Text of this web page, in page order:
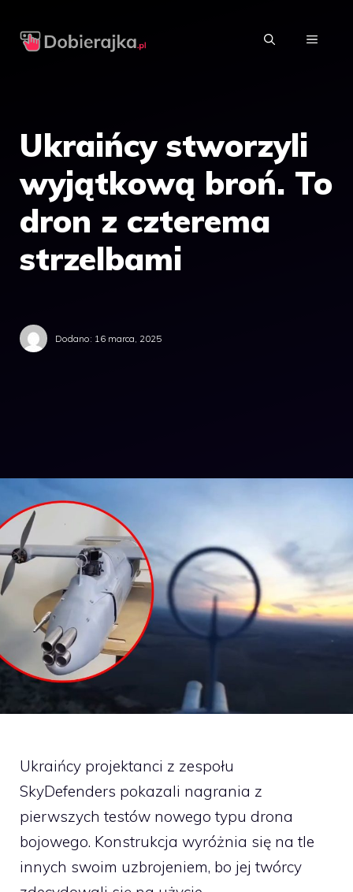
MENU
Ukraińcy stworzyli
wyjątkową broń. To
dron z czterema
strzelbami
Dodano: 16 marca, 2025
Ukraińcy projektanci z zespołu
SkyDefenders pokazali nagrania z
pierwszych testów nowego typu drona
bojowego. Konstrukcja wyróżnia się na tle
innych swoim uzbrojeniem, bo jej twórcy